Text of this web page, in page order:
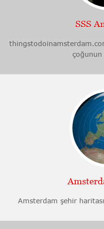
SSS
çoğunun
Amsterdam şehir